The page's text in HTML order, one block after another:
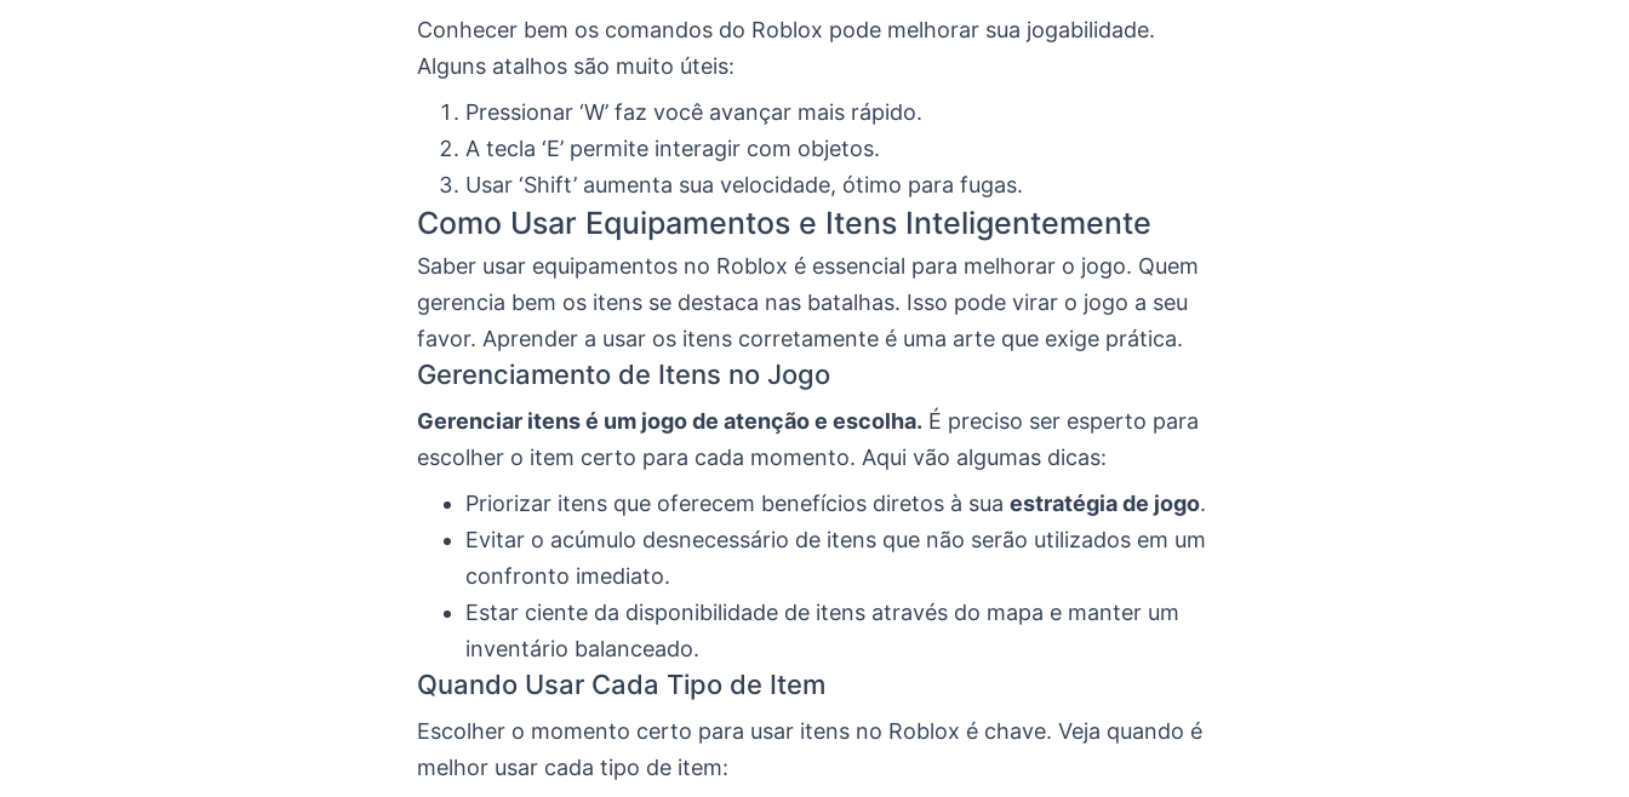
Conhecer bem os comandos do Roblox pode melhorar sua jogabilidade.
Alguns atalhos são muito úteis:
Pressionar ‘W’ faz você avançar mais rápido.
A tecla ‘E’ permite interagir com objetos.
Usar ‘Shift’ aumenta sua velocidade, ótimo para fugas.
Como Usar Equipamentos e Itens Inteligentemente
Saber usar equipamentos no Roblox é essencial para melhorar o jogo. Quem
gerencia bem os itens se destaca nas batalhas. Isso pode virar o jogo a seu
favor. Aprender a usar os itens corretamente é uma arte que exige prática.
Gerenciamento de Itens no Jogo
Gerenciar itens é um jogo de atenção e escolha. É preciso ser esperto para
escolher o item certo para cada momento. Aqui vão algumas dicas:
Priorizar itens que oferecem benefícios diretos à sua estratégia de jogo.
Evitar o acúmulo desnecessário de itens que não serão utilizados em um
confronto imediato.
Estar ciente da disponibilidade de itens através do mapa e manter um
inventário balanceado.
Quando Usar Cada Tipo de Item
Escolher o momento certo para usar itens no Roblox é chave. Veja quando é
melhor usar cada tipo de item: